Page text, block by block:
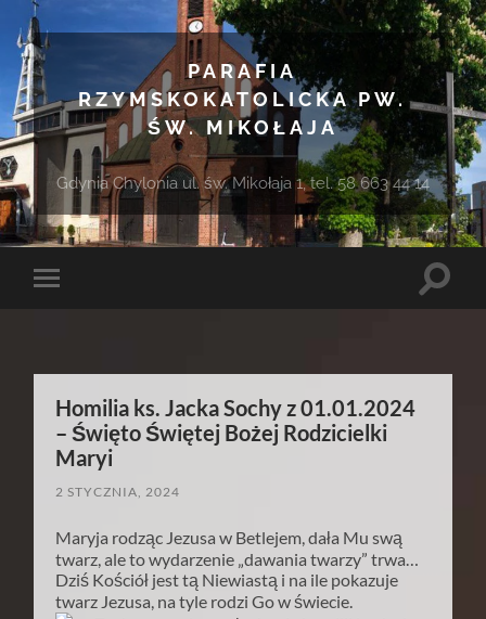
PARAFIA
RZYMSKOKATOLICKA PW.
ŚW. MIKOŁAJA
Gdynia Chylonia ul. św. Mikołaja 1, tel. 58 663 44 14
Toggle
Toggle
Homilia ks. Jacka Sochy z 01.01.2024
– Święto Świętej Bożej Rodzicielki
Maryi
2 STYCZNIA, 2024
Maryja rodząc Jezusa w Betlejem, dała Mu swą
twarz, ale to wydarzenie „dawania twarzy” trwa…
Dziś Kościół jest tą Niewiastą i na ile pokazuje
twarz Jezusa, na tyle rodzi Go w świecie.